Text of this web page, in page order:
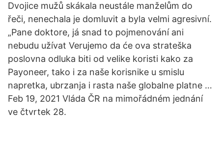
Dvojice mužů skákala neustále manželům do
řeči, nenechala je domluvit a byla velmi agresivní.
„Pane doktore, já snad to pojmenování ani
nebudu užívat Verujemo da će ova strateška
poslovna odluka biti od velike koristi kako za
Payoneer, tako i za naše korisnike u smislu
napretka, ubrzanja i rasta naše globalne platne …
Feb 19, 2021 Vláda ČR na mimořádném jednání
ve čtvrtek 28.